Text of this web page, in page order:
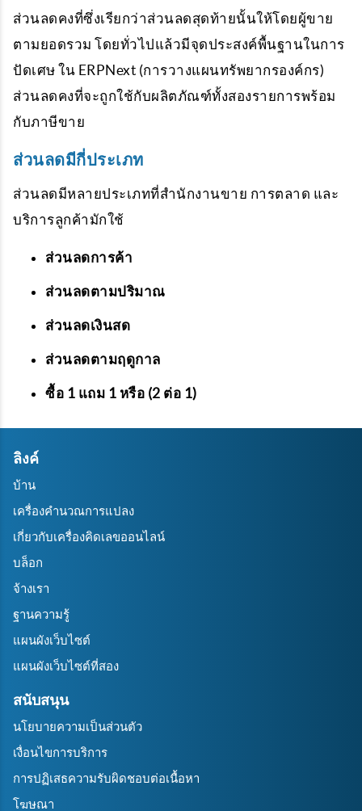
ส่วนลดคงที่ซึ่งเรียกว่าส่วนลดสุดท้ายนั้นให้โดยผู้ขาย
ตามยอดรวม โดยทั่วไปแล้วมีจุดประสงค์พื้นฐานในการ
ปัดเศษ ใน ERPNext (การวางแผนทรัพยากรองค์กร)
ส่วนลดคงที่จะถูกใช้กับผลิตภัณฑ์ทั้งสองรายการพร้อม
กับภาษีขาย
ส่วนลดมีกี่ประเภท
ส่วนลดมีหลายประเภทที่สำนักงานขาย การตลาด และ
บริการลูกค้ามักใช้
ส่วนลดการค้า
ส่วนลดตามปริมาณ
ส่วนลดเงินสด
ส่วนลดตามฤดูกาล
ซื้อ 1 แถม 1 หรือ (2 ต่อ 1)
ลิงค์
บ้าน
เครื่องคำนวณการแปลง
เกี่ยวกับเครื่องคิดเลขออนไลน์
บล็อก
จ้างเรา
ฐานความรู้
แผนผังเว็บไซต์
แผนผังเว็บไซต์ที่สอง
สนับสนุน
นโยบายความเป็นส่วนตัว
เงื่อนไขการบริการ
การปฏิเสธความรับผิดชอบต่อเนื้อหา
โฆษณา